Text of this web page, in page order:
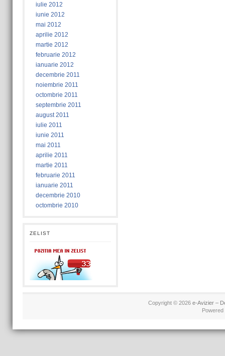
iulie 2012
iunie 2012
mai 2012
aprilie 2012
martie 2012
februarie 2012
ianuarie 2012
decembrie 2011
noiembrie 2011
octombrie 2011
septembrie 2011
august 2011
iulie 2011
iunie 2011
mai 2011
aprilie 2011
martie 2011
februarie 2011
ianuarie 2011
decembrie 2010
octombrie 2010
ZELIST
Copyright © 2026 e-Avizier –